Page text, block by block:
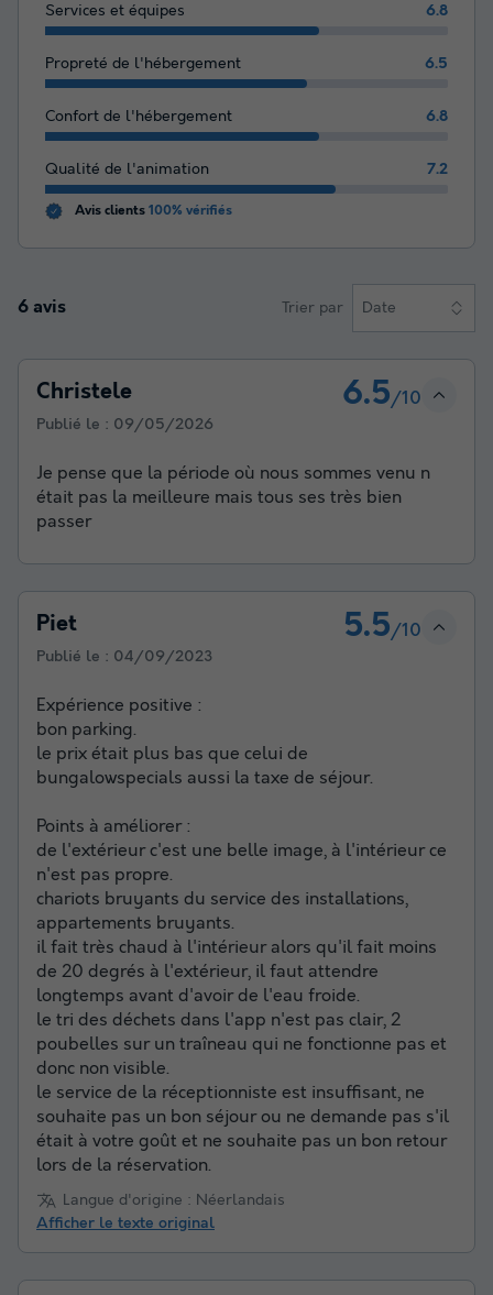
Services et équipes 6.8
Propreté de l'hébergement 6.5
Confort de l'hébergement 6.8
Qualité de l'animation 7.2
Avis clients 100% vérifiés
6 avis Trier par Date
Christele 6.5/10
Publié le : 09/05/2026
Je pense que la période où nous sommes venu n
était pas la meilleure mais tous ses très bien
passer
Piet 5.5/10
Publié le : 04/09/2023
Expérience positive :
bon parking.
le prix était plus bas que celui de
bungalowspecials aussi la taxe de séjour.
Points à améliorer :
de l'extérieur c'est une belle image, à l'intérieur ce
n'est pas propre.
chariots bruyants du service des installations,
appartements bruyants.
il fait très chaud à l'intérieur alors qu'il fait moins
de 20 degrés à l'extérieur, il faut attendre
longtemps avant d'avoir de l'eau froide.
le tri des déchets dans l'app n'est pas clair, 2
poubelles sur un traîneau qui ne fonctionne pas et
donc non visible.
le service de la réceptionniste est insuffisant, ne
souhaite pas un bon séjour ou ne demande pas s'il
était à votre goût et ne souhaite pas un bon retour
lors de la réservation.
Langue d'origine : Néerlandais
Afficher le texte original